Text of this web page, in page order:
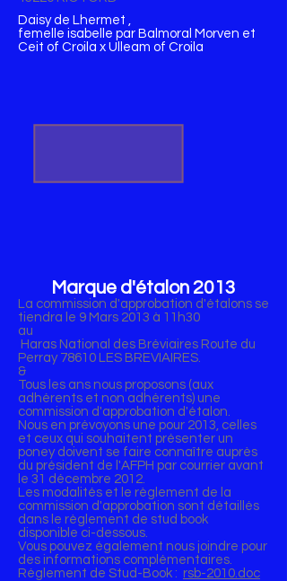
Daisy de Lhermet ,
femelle isabelle par Balmoral Morven et
Ceit of Croila x Ulleam of Croila
Marque d'étalon 2013
La commission d'approbation d'étalons se
tiendra le 9 Mars 2013 à 11h30
au
Haras National des Bréviaires Route du
Perray 78610 LES BREVIAIRES.
&
Tous les ans nous proposons (aux
adhérents et non adhérents) une
commission d'approbation d'étalon.
Nous en prévoyons une pour 2013, celles
et ceux qui souhaitent présenter un
poney doivent se faire connaître auprès
du président de l'AFPH par courrier avant
le 31 décembre 2012.
Les modalités et le règlement de la
commission d'approbation sont détaillés
dans le règlement de stud book
disponible ci-dessous.
Vous pouvez également nous joindre pour
des informations complémentaires.
Réglement de Stud-Book : rsb-2010.doc